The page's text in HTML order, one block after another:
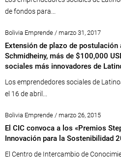
de fondos para...
Bolivia Emprende / marzo 31, 2017
Extensión de plazo de postulación
Schmidheiny, más de $100,000
sociales más innovadores de
Los emprendedores sociales de
el 16 de abril...
Bolivia Emprende / marzo 26, 2015
El CIC convoca a los «Premios
Innovación para la Sostenibilidad
El Centro de Intercambio de